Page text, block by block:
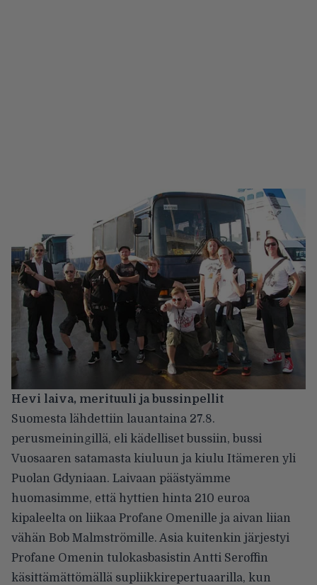
Hevi laiva, merituuli ja bussinpellit
Suomesta lähdettiin lauantaina 27.8.
perusmeiningillä, eli kädelliset bussiin, bussi
Vuosaaren satamasta kiuluun ja kiulu Itämeren yli
Puolan Gdyniaan. Laivaan päästyämme
huomasimme, että hyttien hinta 210 euroa
kipaleelta on liikaa Profane Omenille ja aivan liian
vähän Bob Malmströmille. Asia kuitenkin järjestyi
Profane Omenin tulokasbasistin Antti Seroffin
käsittämättömällä supliikkirepertuaarilla, kun